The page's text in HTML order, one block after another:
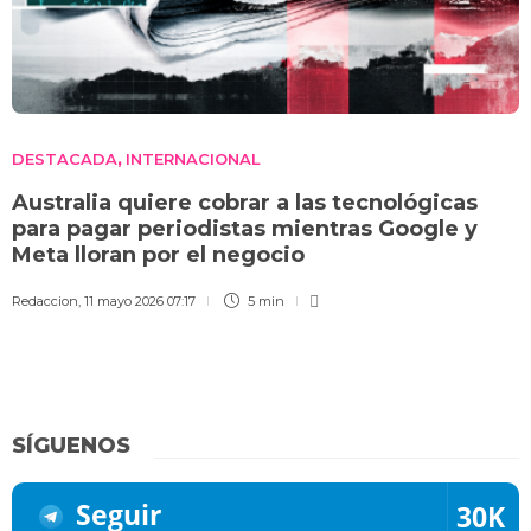
DESTACADA, INTERNACIONAL
Australia quiere cobrar a las tecnológicas
para pagar periodistas mientras Google y
Meta lloran por el negocio
Redaccion 11 mayo 2026 07:17 5 min
SÍGUENOS
Seguir 30K